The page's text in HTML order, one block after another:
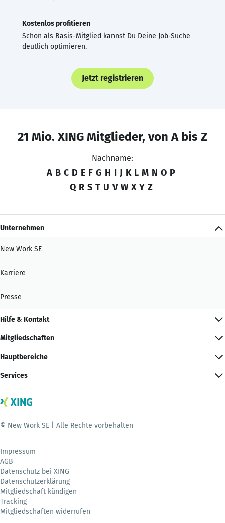
Kostenlos profitieren
Schon als Basis-Mitglied kannst Du Deine Job-Suche
deutlich optimieren.
Jetzt registrieren
21 Mio. XING Mitglieder, von A bis Z
Nachname:
A B C D E F G H I J K L M N O P
Q R S T U V W X Y Z
Unternehmen
New Work SE
Karriere
Presse
Hilfe & Kontakt
Mitgliedschaften
Hauptbereiche
Services
© New Work SE | Alle Rechte vorbehalten
Impressum
AGB
Datenschutz bei XING
Datenschutzerklärung
Mitgliedschaft kündigen
Tracking
Mitgliedschaften widerrufen